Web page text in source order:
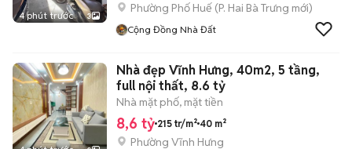
4 phút trước 3
Phường Phố Huế (P. Hai Bà Trưng mới)
Cộng Đồng Nhà Đất
Nhà đẹp Vĩnh Hưng, 40m2, 5 tầng,
full nội thất, 8.6 tỷ
Nhà mặt phố, mặt tiền
8,6 tỷ 215 tr/m² 40 m²
Phường Vĩnh Hưng